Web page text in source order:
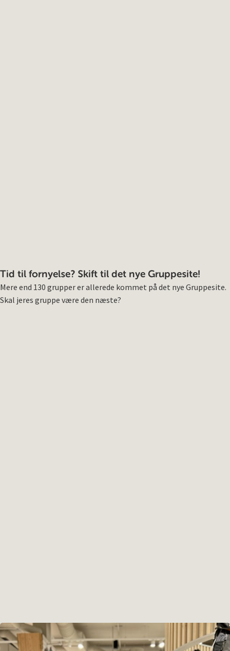
Tid til fornyelse? Skift til det nye Gruppesite!
Mere end 130 grupper er allerede kommet på det nye Gruppesite.
Skal jeres gruppe være den næste?